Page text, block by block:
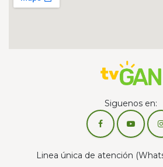
Siguenos en:
Linea única de atención